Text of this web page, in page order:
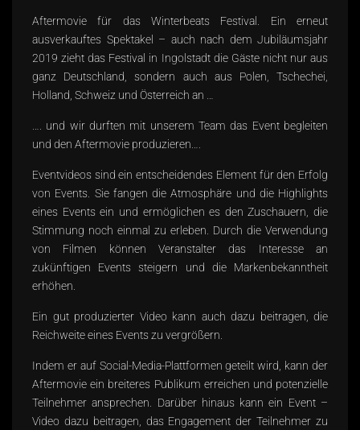
Aftermovie für das Winterbeats Festival. Ein erneut
ausverkauftes Spektakel – auch nach dem Jubiläumsjahr
2019 zieht das Festival in Ingolstadt die Gäste nicht nur aus
ganz Deutschland, sondern auch aus Polen, Tschechei,
Holland, Schweiz und Österreich an …
…. und wir durften mit unserem Team das Event begleiten
und den Aftermovie produzieren….
Eventvideos sind ein entscheidendes Element für den Erfolg
von Events. Sie fangen die Atmosphäre und die Highlights
eines Events ein und ermöglichen es den Zuschauern, die
Stimmung noch einmal zu erleben. Durch die Verwendung
von Filmen können Veranstalter das Interesse an
zukünftigen Events steigern und die Markenbekanntheit
erhöhen.
Ein gut produzierter Video kann auch dazu beitragen, die
Reichweite eines Events zu vergrößern.
Indem er auf Social-Media-Plattformen geteilt wird, kann der
Aftermovie ein breiteres Publikum erreichen und potenzielle
Teilnehmer ansprechen. Darüber hinaus kann ein Event –
Video dazu beitragen, das Engagement der Teilnehmer zu